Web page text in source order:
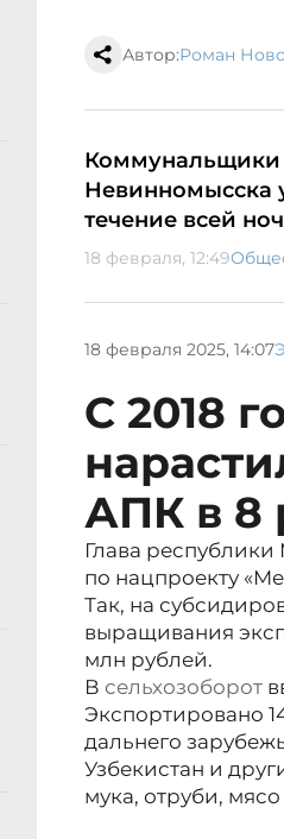
Автор:Роман
Коммунальщики
Невинномысска
течение всей
18 февраля, 12:49
18 февраля 2025, 14:07
С 2018
АПК в 8
Глава
по нацпроекту
Так, на
выращивания
млн рублей.
В сельхозоборот
Экспортировано
дальнего
Узбекистан и
мука, отруби,